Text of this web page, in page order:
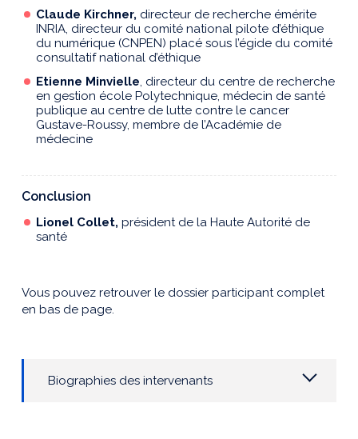
Claude Kirchner, directeur de recherche émérite
INRIA, directeur du comité national pilote d’éthique
du numérique (CNPEN) placé sous l’égide du comité
consultatif national d’éthique
Etienne Minvielle, directeur du centre de recherche
en gestion école Polytechnique, médecin de santé
publique au centre de lutte contre le cancer
Gustave-Roussy, membre de l’Académie de
médecine
Conclusion
Lionel Collet, président de la Haute Autorité de
santé
Vous pouvez retrouver le dossier participant complet
en bas de page.
Biographies des intervenants